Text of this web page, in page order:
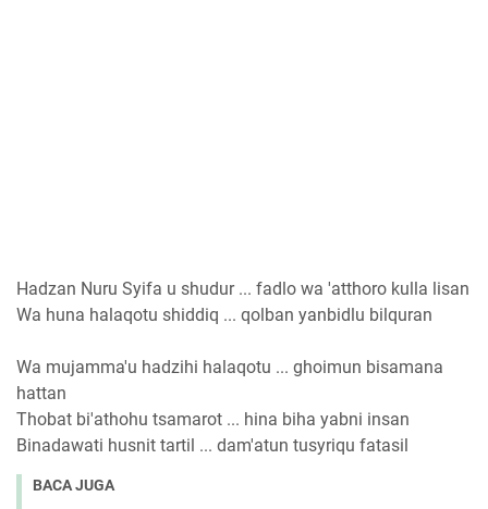
Hadzan Nuru Syifa u shudur ... fadlo wa 'atthoro kulla lisan
Wa huna halaqotu shiddiq ... qolban yanbidlu bilquran
Wa mujamma'u hadzihi halaqotu ... ghoimun bisamana
hattan
Thobat bi'athohu tsamarot ... hina biha yabni insan
Binadawati husnit tartil ... dam'atun tusyriqu fatasil
BACA JUGA